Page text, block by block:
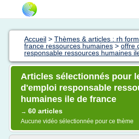
Accueil > Thèmes & articles : rh
france ressources humaines > offre
responsable ressources humaines
Articles sélectionnés pour
d'emploi responsable
humaines ile de france
→ 60 articles
Aucune vidéo sélectionnée pour ce thème